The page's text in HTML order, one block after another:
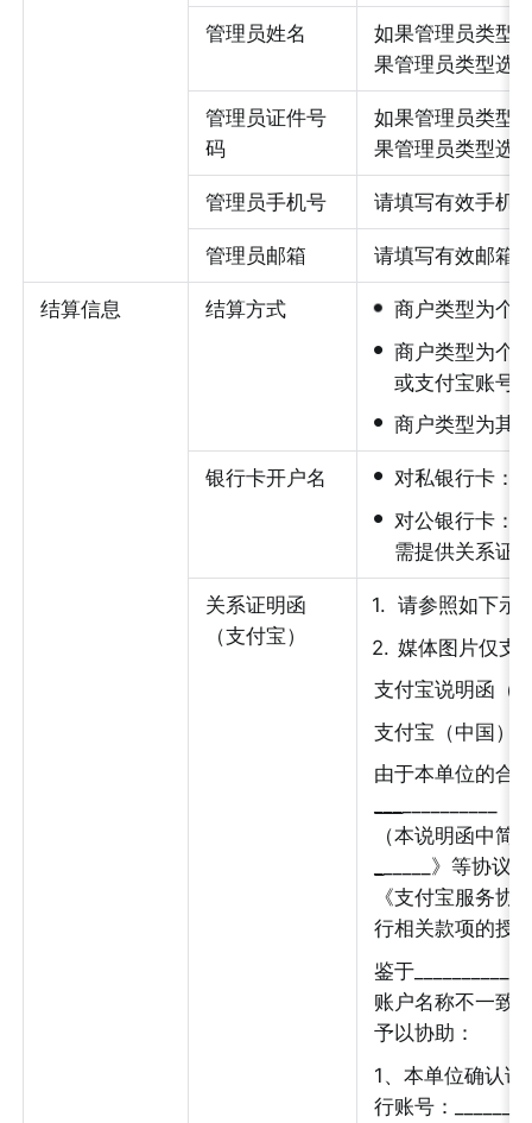
管理员姓名
如果管理员类型
果管理员类型选
管理员证件号
码
如果管理员类型
果管理员类型选
管理员手机号 请填写有效手机
管理员邮箱 请填写有效邮箱
结算信息 结算方式 • 商户类型为个
• 商户类型为个
或支付宝账号
• 商户类型为其
银行卡开户名 • 对私银行卡：
• 对公银行卡：
需提供关系证
关系证明函
（支付宝）
1. 请参照如下示
2. 媒体图片仅支
支付宝说明函（
支付宝（中国）
由于本单位的合
（本说明函中简
_____》等协
《支付宝服务协
行相关款项的授
鉴于
账户名称不一致
予以协助：
1、本单位确认该
行账号：